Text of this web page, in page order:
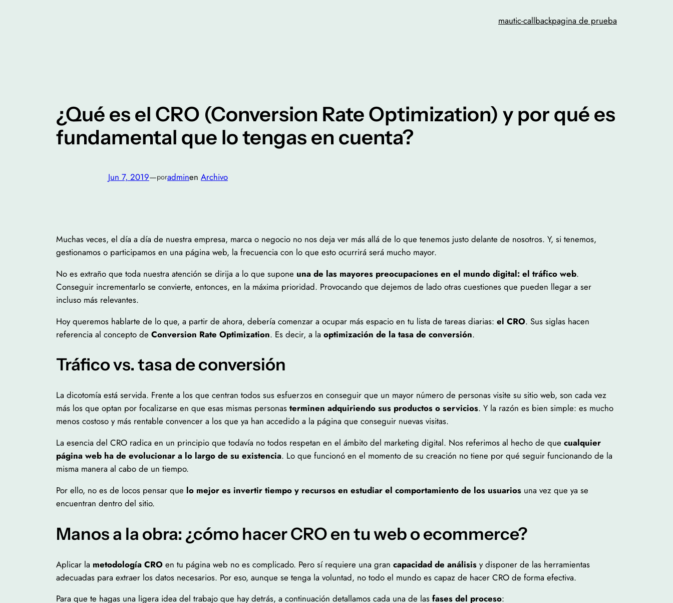
mautic-callbackpagina de prueba
¿Qué es el CRO (Conversion Rate Optimization) y por qué es
fundamental que lo tengas en cuenta?
Jun 7, 2019—poradminen Archivo
Muchas veces, el día a día de nuestra empresa, marca o negocio no nos deja ver más allá de lo que tenemos justo delante de nosotros. Y, si tenemos,
gestionamos o participamos en una página web, la frecuencia con lo que esto ocurrirá será mucho mayor.
No es extraño que toda nuestra atención se dirija a lo que supone una de las mayores preocupaciones en el mundo digital: el tráfico web.
Conseguir incrementarlo se convierte, entonces, en la máxima prioridad. Provocando que dejemos de lado otras cuestiones que pueden llegar a ser
incluso más relevantes.
Hoy queremos hablarte de lo que, a partir de ahora, debería comenzar a ocupar más espacio en tu lista de tareas diarias: el CRO. Sus siglas hacen
referencia al concepto de Conversion Rate Optimization. Es decir, a la optimización de la tasa de conversión.
Tráfico vs. tasa de conversión
La dicotomía está servida. Frente a los que centran todos sus esfuerzos en conseguir que un mayor número de personas visite su sitio web, son cada vez
más los que optan por focalizarse en que esas mismas personas terminen adquiriendo sus productos o servicios. Y la razón es bien simple: es mucho
menos costoso y más rentable convencer a los que ya han accedido a la página que conseguir nuevas visitas.
La esencia del CRO radica en un principio que todavía no todos respetan en el ámbito del marketing digital. Nos referimos al hecho de que cualquier
página web ha de evolucionar a lo largo de su existencia. Lo que funcionó en el momento de su creación no tiene por qué seguir funcionando de la
misma manera al cabo de un tiempo.
Por ello, no es de locos pensar que lo mejor es invertir tiempo y recursos en estudiar el comportamiento de los usuarios una vez que ya se
encuentran dentro del sitio.
Manos a la obra: ¿cómo hacer CRO en tu web o ecommerce?
Aplicar la metodología CRO en tu página web no es complicado. Pero sí requiere una gran capacidad de análisis y disponer de las herramientas
adecuadas para extraer los datos necesarios. Por eso, aunque se tenga la voluntad, no todo el mundo es capaz de hacer CRO de forma efectiva.
Para que te hagas una ligera idea del trabajo que hay detrás, a continuación detallamos cada una de las fases del proceso: